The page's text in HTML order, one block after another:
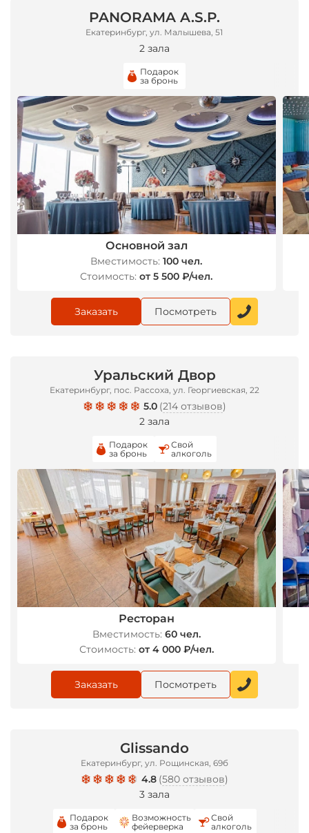
PANORAMA A.S.P.
Екатеринбург, ул. Малышева, 51
2 зала
Подарок
за бронь
Основной зал
Вместимость: 100 чел.
Стоимость: от 5 500 ₽/чел.
Заказать Посмотреть
Уральский Двор
Екатеринбург, пос. Рассоха, ул. Георгиевская, 22
5.0 (214 отзывов)
2 зала
Подарок
за бронь
Свой
алкоголь
Ресторан
Вместимость: 60 чел.
Стоимость: от 4 000 ₽/чел.
Заказать Посмотреть
Glissando
Екатеринбург, ул. Рощинская, 69б
4.8 (580 отзывов)
3 зала
Подарок
за бронь
Возможность
фейерверка
Свой
алкоголь